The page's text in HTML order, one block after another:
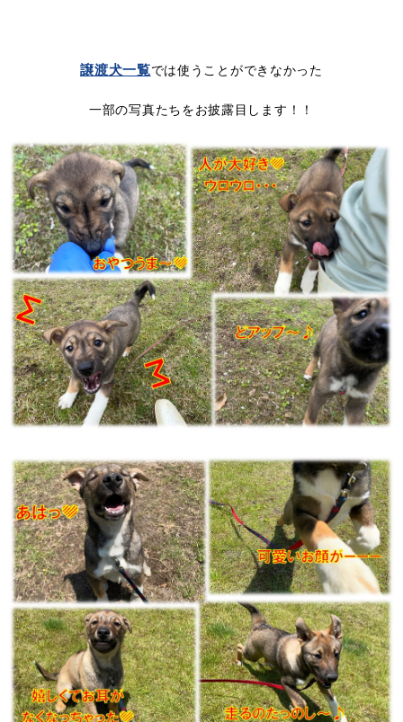
譲渡犬一覧では使うことができなかった
一部の写真たちをお披露目します！！